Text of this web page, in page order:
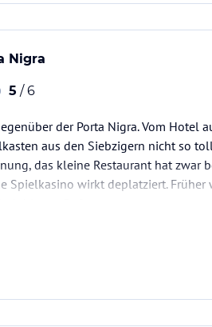
Nigra
5 / 6
der Porta Nigra. Vom Hotel
aus den Siebzigern nicht so
das kleine Restaurant hat zwar
Spielkasino wirkt deplatziert.